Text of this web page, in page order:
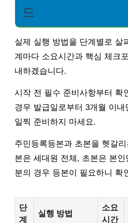
드
실제 실행 방법을 단계별로 살
계마다 소요시간과 핵심 체크
내하겠습니다.
시작 전 필수 준비사항부터 확
경우 발급일로부터 3개월 이
일찍 준비하지 마세요.
주민등록등본과 초본을 헷갈
본은 세대원 전체, 초본은 본
분의 경우 등본이 필요하니 확
단
계
실행 방법
소요
시간